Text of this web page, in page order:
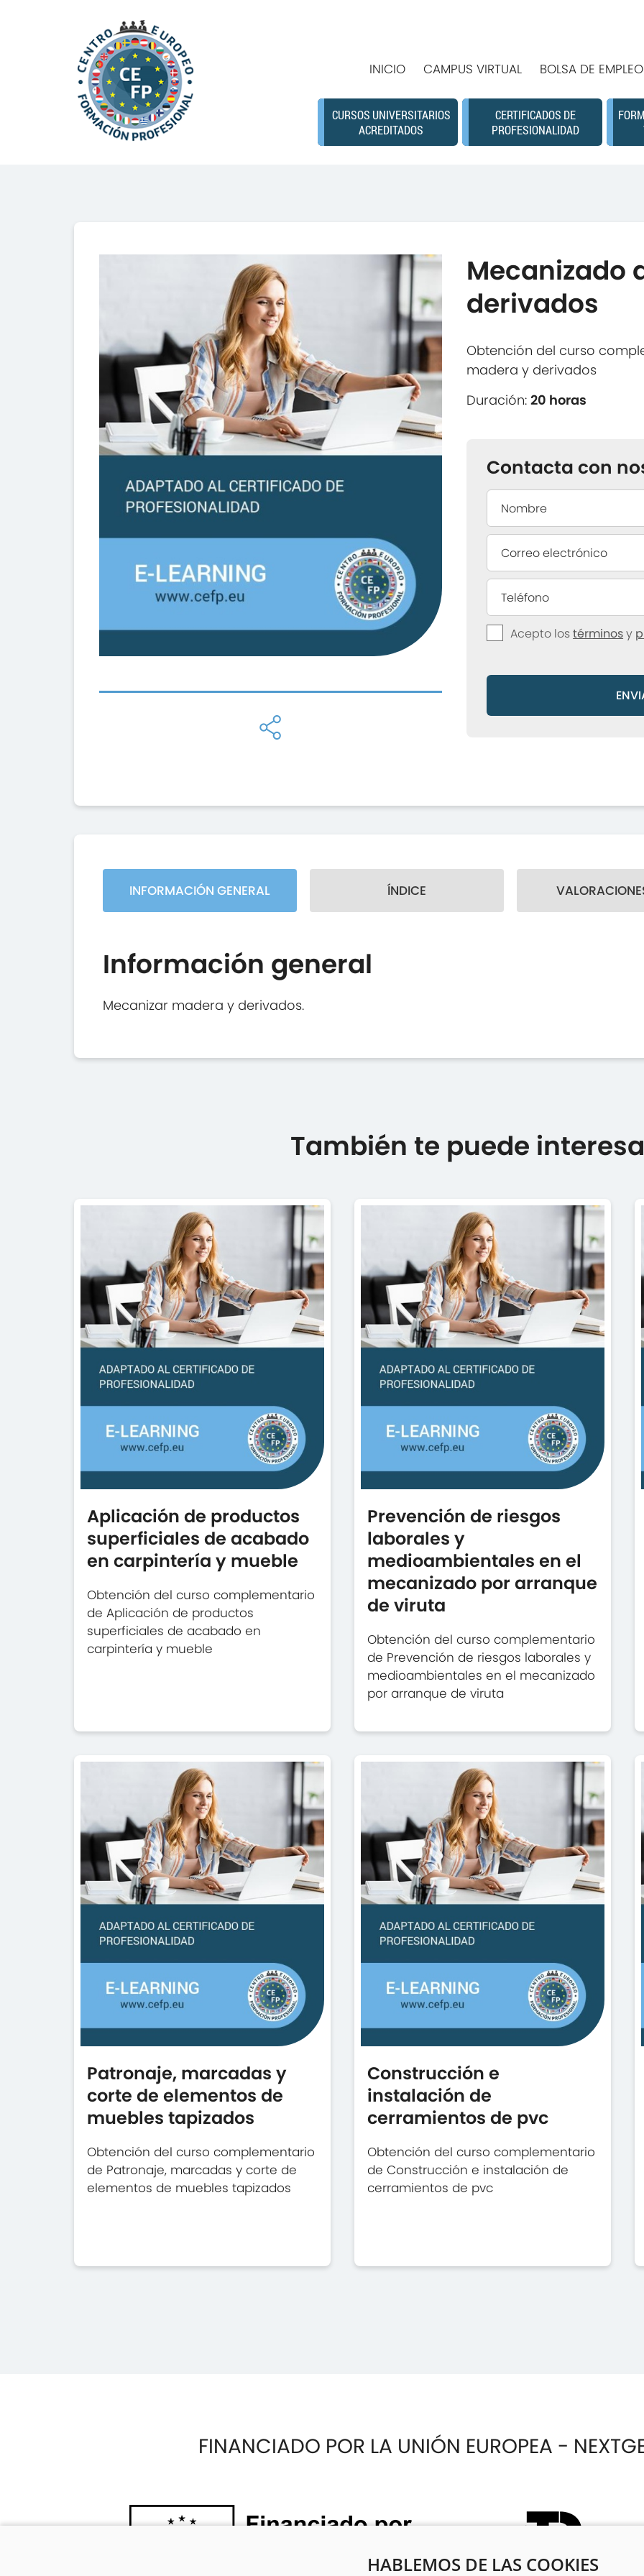
HABLEMOS DE LAS COOKIES
INICIO CAMPUS VIRTUAL BOLSA DE EMPLEO
CURSOS UNIVERSITARIOS
ACREDITADOS
CERTIFICADOS DE
PROFESIONALIDAD
Mecanizado
derivados
Obtención del curso
madera y derivados
Duración:20 horas
Contacta con
Acepto lostérminosy
INFORMACIÓN GENERAL ÍNDICE
Información general
Mecanizar madera y derivados.
También te puede
Aplicación de productos
superficiales de acabado
en carpintería y mueble
Obtención del curso complementario
de Aplicación de productos
superficiales de acabado en
carpintería y mueble
Prevención de riesgos
laborales y
medioambientales en el
mecanizado por arranque
de viruta
Obtención del curso complementario
de Prevención de riesgos laborales y
medioambientales en el mecanizado
por arranque de viruta
Patronaje, marcadas y
corte de elementos de
muebles tapizados
Obtención del curso complementario
de Patronaje, marcadas y corte de
elementos de muebles tapizados
Construcción e
instalación de
cerramientos de pvc
Obtención del curso complementario
de Construcción e instalación de
cerramientos de pvc
FINANCIADO POR LA UNIÓN EUROPEA -